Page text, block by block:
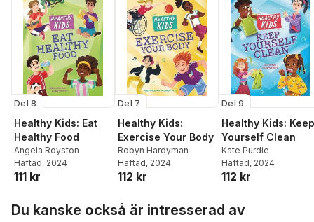
Del 8
Healthy Kids: Eat
Healthy Food
Angela Royston
Häftad, 2024
111 kr
Del 7
Healthy Kids:
Exercise Your Body
Robyn Hardyman
Häftad, 2024
112 kr
Del 9
Healthy Kids: Keep
Yourself Clean
Kate Purdie
Häftad, 2024
112 kr
Du kanske också är intresserad av